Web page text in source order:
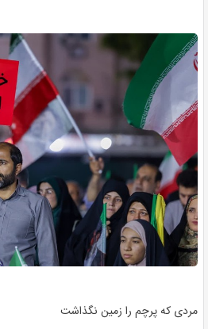
مردی که پرچم را زمین نگذاشت